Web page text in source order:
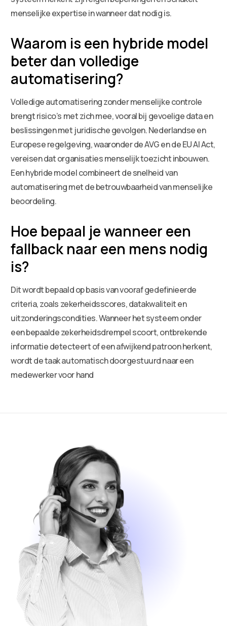
menselijke expertise in wanneer dat nodig is.
Waarom is een hybride model
beter dan volledige
automatisering?
Volledige automatisering zonder menselijke controle
brengt risico’s met zich mee, vooral bij gevoelige data en
beslissingen met juridische gevolgen. Nederlandse en
Europese regelgeving, waaronder de AVG en de EU AI Act,
vereisen dat organisaties menselijk toezicht inbouwen.
Een hybride model combineert de snelheid van
automatisering met de betrouwbaarheid van menselijke
beoordeling.
Hoe bepaal je wanneer een
fallback naar een mens nodig
is?
Dit wordt bepaald op basis van vooraf gedefinieerde
criteria, zoals zekerheidsscores, datakwaliteit en
uitzonderingscondities. Wanneer het systeem onder
een bepaalde zekerheidsdrempel scoort, ontbrekende
informatie detecteert of een afwijkend patroon herkent,
wordt de taak automatisch doorgestuurd naar een
medewerker voor hand